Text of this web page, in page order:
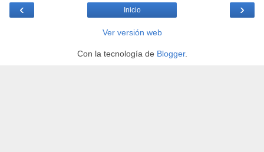
‹ ›
Inicio
Ver versión web
Con la tecnología de Blogger.